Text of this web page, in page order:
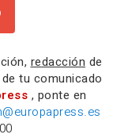
redacción de
de tu comunicado
, ponte en